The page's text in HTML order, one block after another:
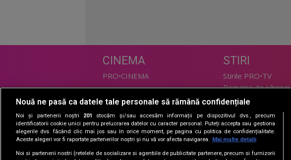
CINEMA
PRO•CINEMA
DIVERTISMENT
PRO•TV
Romanii au talent
Las Fierbinti
STIRI
Stirile PRO•TV
Romania, te iubesc!
TEHNOLOGIE
I Like IT
Nouă ne pasă ca datele tale personale să rămână confidențiale
Noi și partenerii noștri 201
stocăm și/sau accesăm informații pe dispozitivul dvs., precum
identificatorii cookie unici pentru prelucrarea datelor cu caracter personal. Puteți accepta sau gestiona
alegerile dvs. făcând clic mai jos sau în orice moment, pe pagina cu politica de confidențialitate.
Aceste alegeri vor fi raportate partenerilor noștri și nu vă vor afecta navigarea.
Mai multe detalii
Noi si partenerii nostri (retelele de socializare si agentiile de publicitate partenere, precum si furnizorii